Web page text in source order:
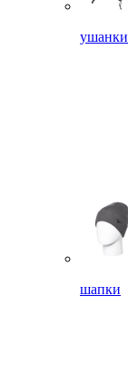
ушанки
шапки